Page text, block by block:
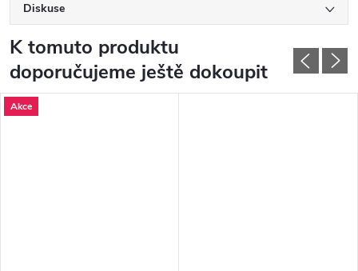
Diskuse
K tomuto produktu
doporučujeme ještě dokoupit
Akce